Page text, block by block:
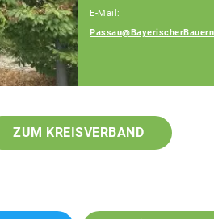
E-Mail:
ZUM KREISVERBAND